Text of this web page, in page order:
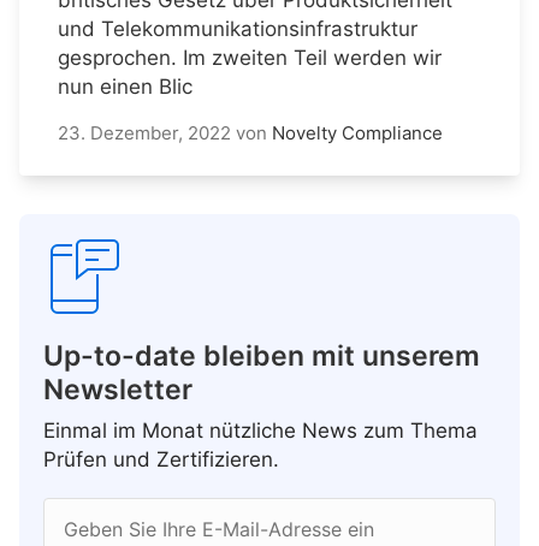
und Telekommunikationsinfrastruktur
gesprochen. Im zweiten Teil werden wir
nun einen Blic
23. Dezember, 2022 von Novelty Compliance
Up-to-date bleiben mit unserem
Newsletter
Einmal im Monat nützliche News zum Thema
Prüfen und Zertifizieren.
Geben Sie Ihre E-Mail-Adresse ein